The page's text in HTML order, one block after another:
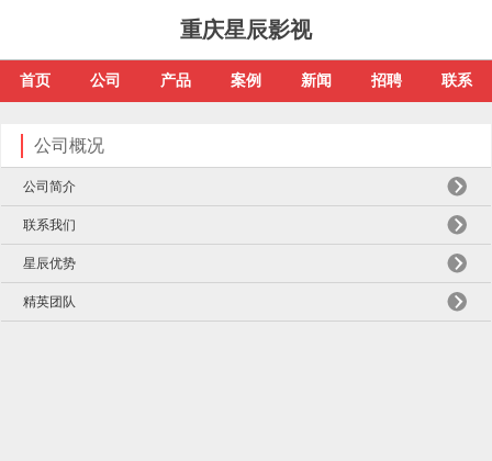
重庆星辰影视
首页 公司 产品 案例 新闻 招聘 联系
公司概况
公司简介
联系我们
星辰优势
精英团队